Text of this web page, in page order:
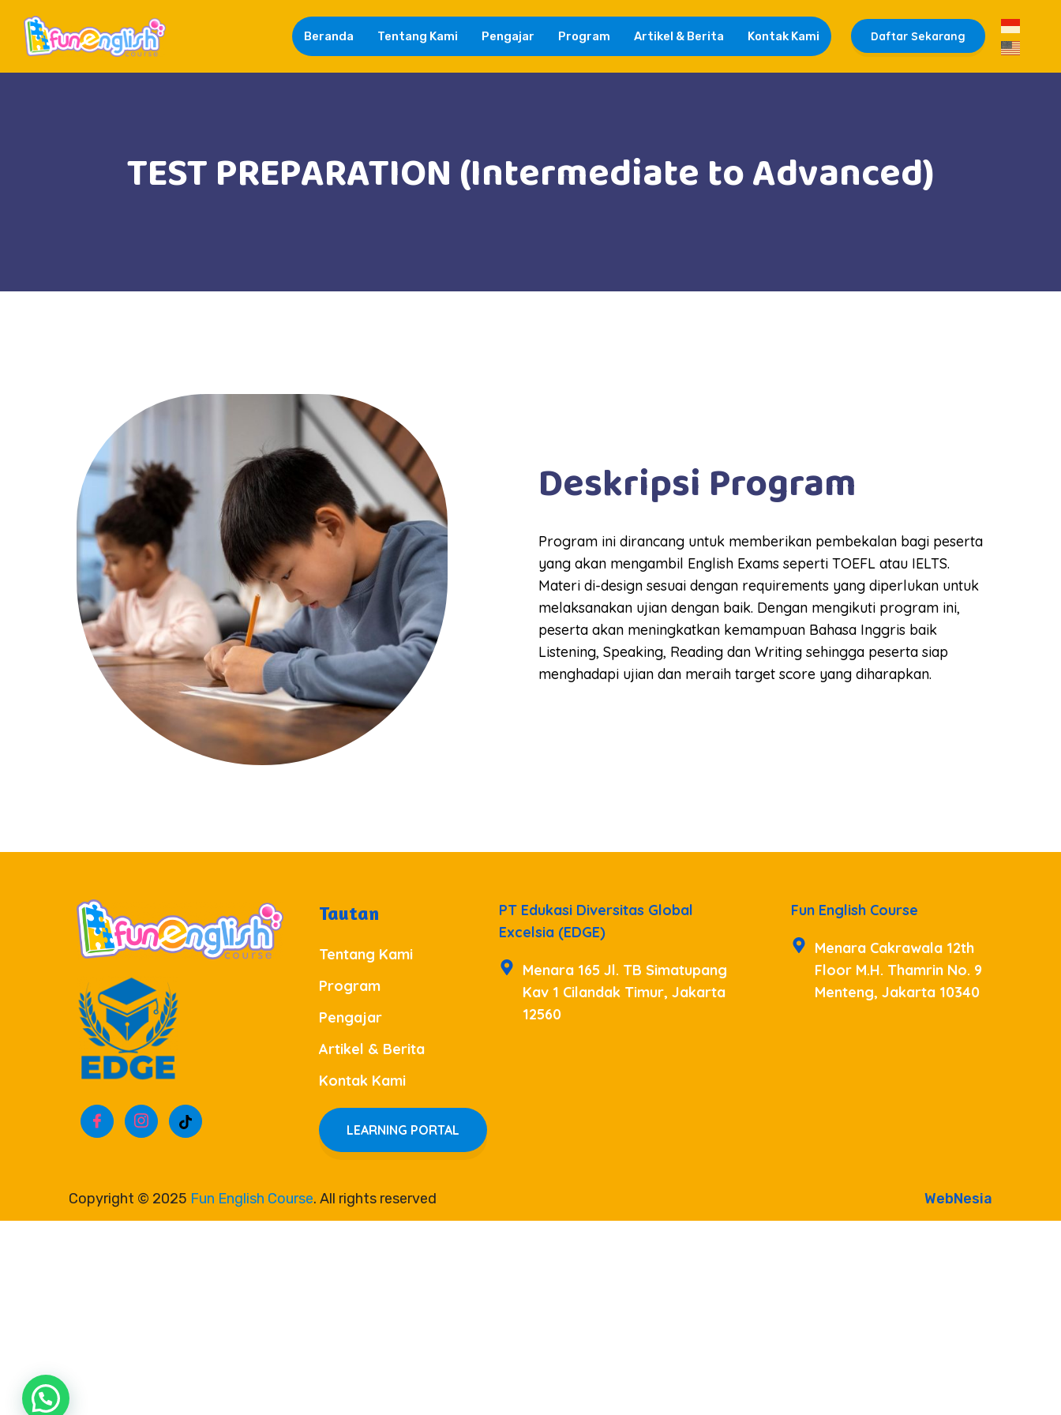
Beranda Tentang Kami Pengajar Program Artikel & Berita Kontak Kami Daftar Sekarang
TEST PREPARATION (Intermediate to Advanced)
Deskripsi Program
Program ini dirancang untuk memberikan pembekalan bagi peserta
yang akan mengambil English Exams seperti TOEFL atau IELTS.
Materi di-design sesuai dengan requirements yang diperlukan untuk
melaksanakan ujian dengan baik. Dengan mengikuti program ini,
peserta akan meningkatkan kemampuan Bahasa Inggris baik
Listening, Speaking, Reading dan Writing sehingga peserta siap
menghadapi ujian dan meraih target score yang diharapkan.
Tautan
Tentang Kami
Program
Pengajar
Artikel & Berita
Kontak Kami
LEARNING PORTAL
PT Edukasi Diversitas Global
Excelsia (EDGE)
Menara 165 Jl. TB Simatupang
Kav 1 Cilandak Timur, Jakarta
12560
Fun English Course
Menara Cakrawala 12th
Floor M.H. Thamrin No. 9
Menteng, Jakarta 10340
Copyright © 2025 Fun English Course. All rights reserved WebNesia